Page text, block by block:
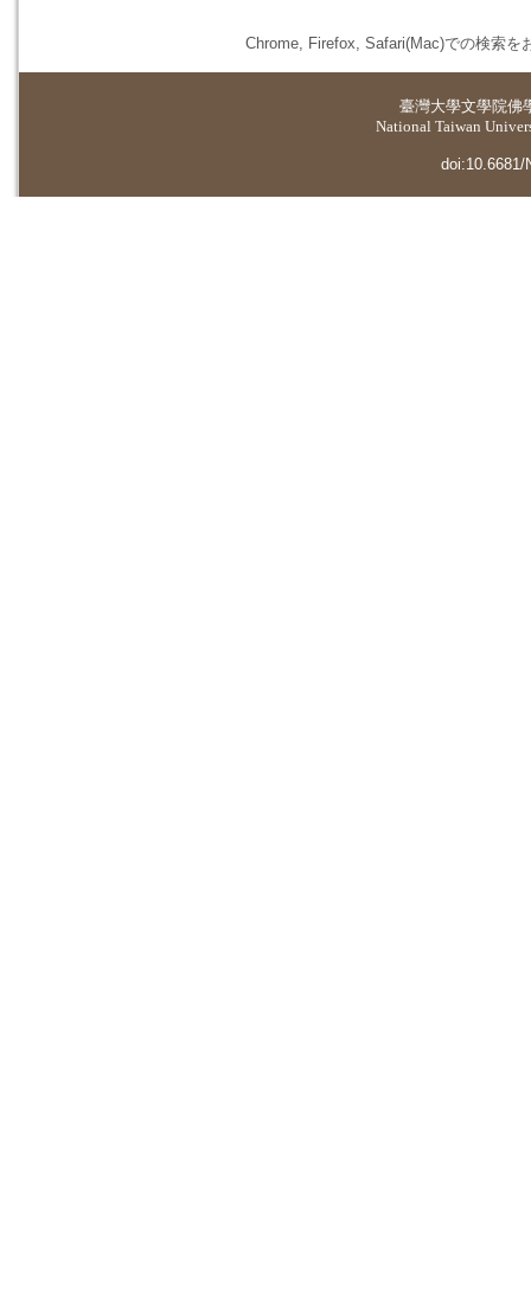
Chrome, Firefox, Safari(Mac)での検索を
臺灣大學文學院佛
National Taiwan
doi:10.6681/